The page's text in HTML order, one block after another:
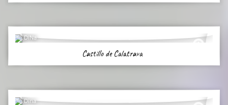
DiNa
Castillo de Calatrava
Dina